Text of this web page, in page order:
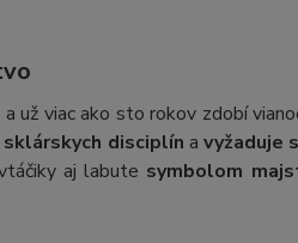
už viac ako sto rokov zdobí
sklárskych disciplín avyžaduje
aj labute symbolom